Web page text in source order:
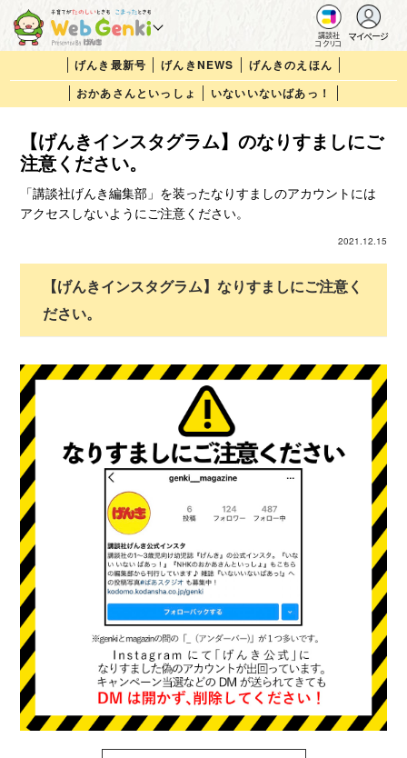
講談社
コクリコ
マイページ
げんき最新号 げんきNEWS
げんきのえほん
おかあさんといっしょ
いないいないばあっ！
【げんきインスタグラム】のなりすましにご
注意ください。
「講談社げんき編集部」を装ったなりすましのアカウントには
アクセスしないようにご注意ください。
2021.12.15
【げんきインスタグラム】なりすましにご注意く
ださい。